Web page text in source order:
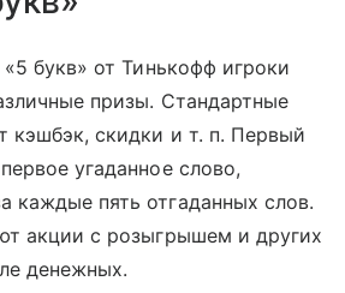
букв» от Тинькофф игроки
призы. Стандартные
кэшбэк, скидки и т. п. Первый
угаданное слово,
каждые пять отгаданных слов.
акции с розыгрышем и других
денежных.